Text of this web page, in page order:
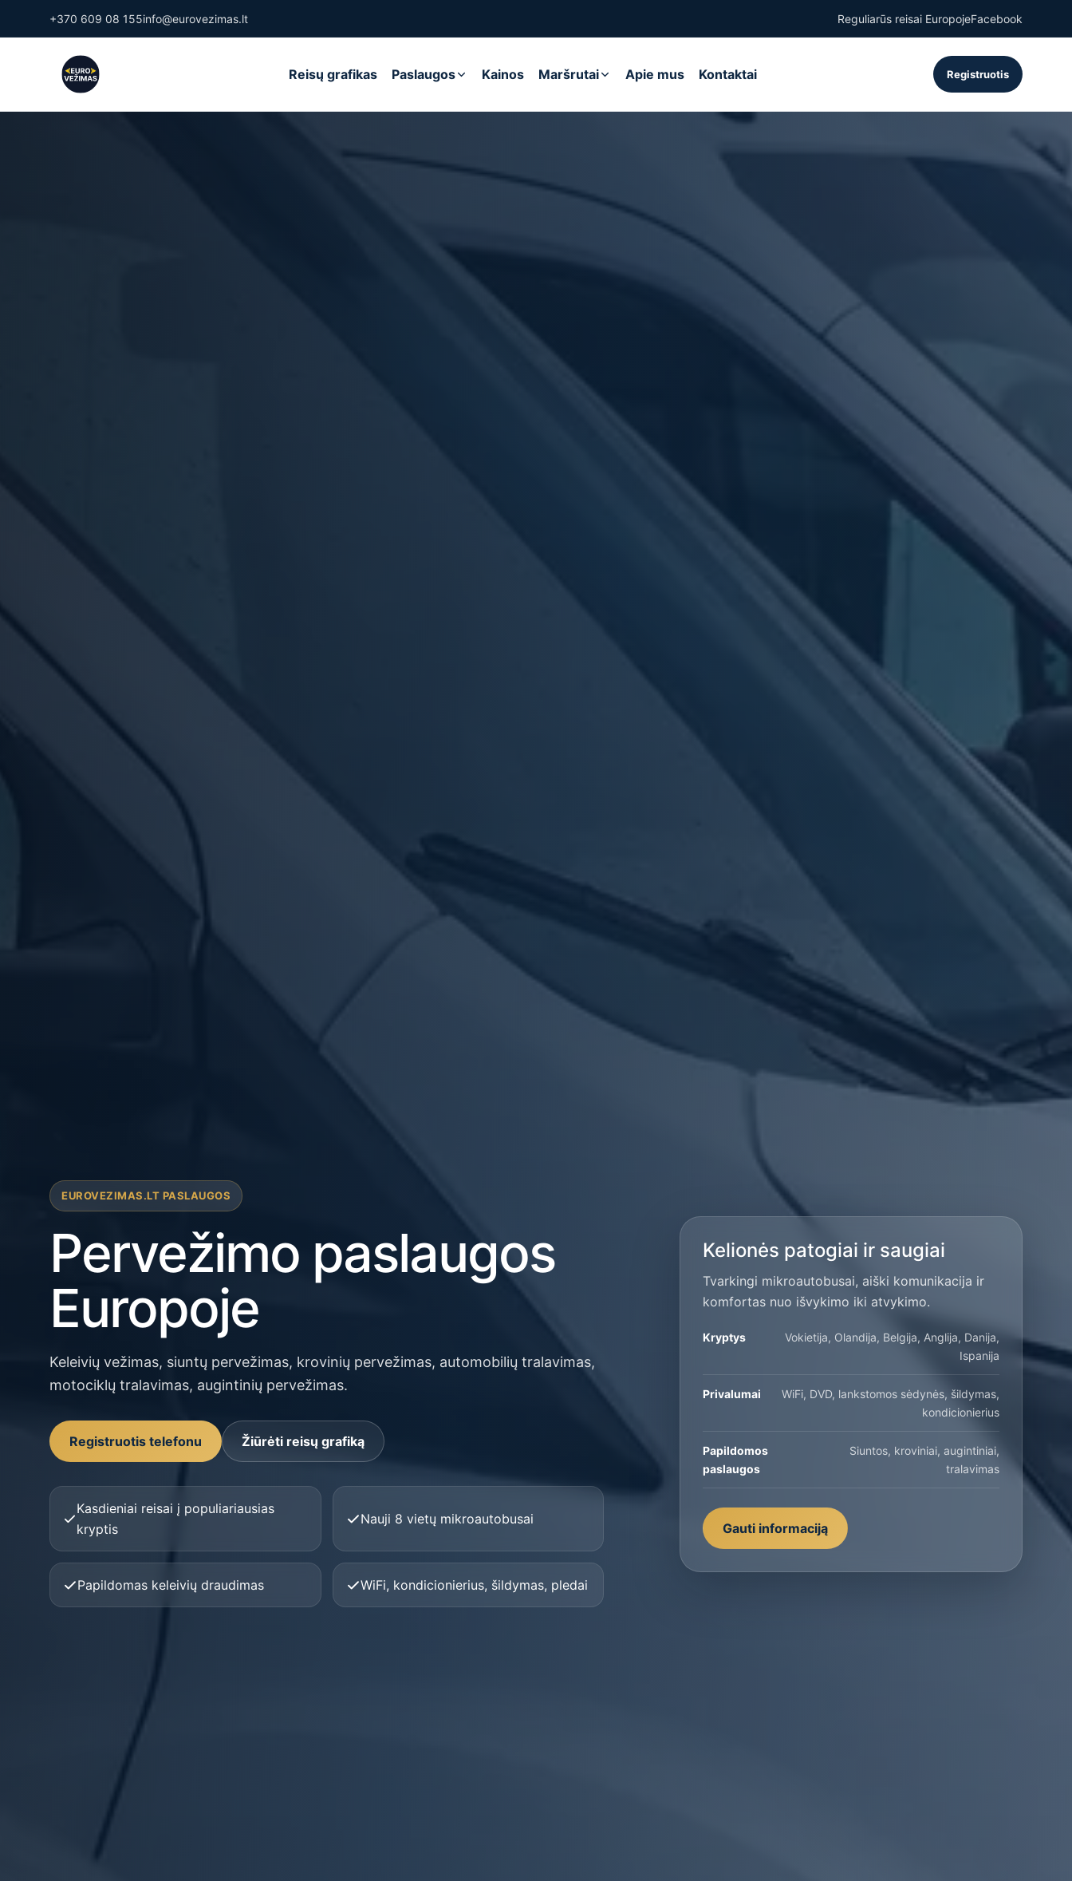
+370 609 08 155info@eurovezimas.lt Reguliarūs reisai EuropojeFacebook
Reisų grafikas Paslaugos Kainos Maršrutai Apie mus Kontaktai Registruotis
EUROVEZIMAS.LT PASLAUGOS
Pervežimo paslaugos
Europoje
Keleivių vežimas, siuntų pervežimas, krovinių pervežimas, automobilių tralavimas,
motociklų tralavimas, augintinių pervežimas.
Registruotis telefonu Žiūrėti reisų grafiką
Kasdieniai reisai į populiariausias
kryptis
Nauji 8 vietų mikroautobusai
Papildomas keleivių draudimas WiFi, kondicionierius, šildymas, pledai
Kelionės patogiai ir saugiai
Tvarkingi mikroautobusai, aiški komunikacija ir
komfortas nuo išvykimo iki atvykimo.
Kryptys
Vokietija, Olandija, Belgija, Anglija, Danija,
Ispanija
Privalumai
WiFi, DVD, lankstomos sėdynės, šildymas,
kondicionierius
Papildomos
paslaugos
Siuntos, kroviniai, augintiniai,
tralavimas
Gauti informaciją